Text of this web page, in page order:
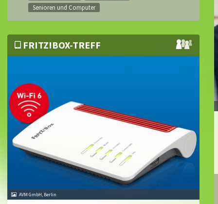
Senioren und Computer
FRITZ!BOX-TREFF
AVM GmbH, Berlin